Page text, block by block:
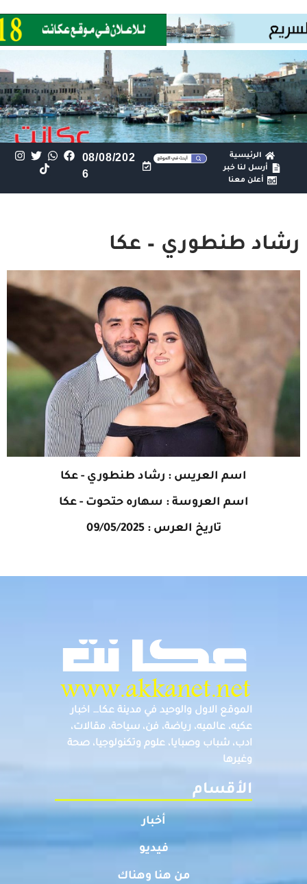
الرئيسية
أرسل لنا خبر
أعلن معنا
08/08/202
6
رشاد طنطوري – عكا
اسم العريس : رشاد طنطوري - عكا
اسم العروسة : سهاره حتحوت - عكا
تاريخ العرس : 09/05/2025
الموقع الاول والوحيد في مدينة عكا… اخبار
عكيه، عالميه، رياضة، فن، سياحة، مقالات،
ادب، شباب وصبايا، علوم وتكنولوجيا، صحة
وغيرها
الأقسام
أخبار
فيديو
من هنا وهناك